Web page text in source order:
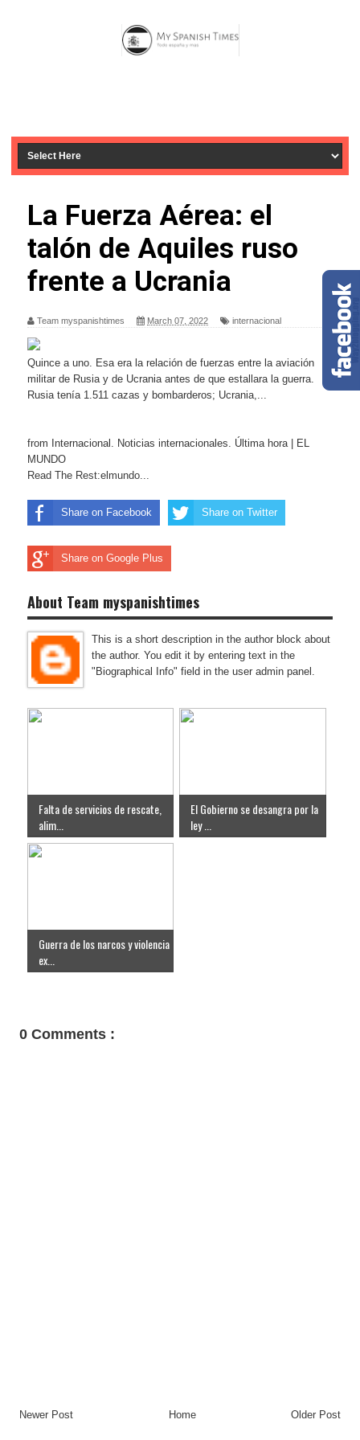
La Fuerza Aérea: el
talón de Aquiles ruso
frente a Ucrania
Team myspanishtimes March 07, 2022 internacional
Quince a uno. Esa era la relación de fuerzas entre la aviación
militar de Rusia y de Ucrania antes de que estallara la guerra.
Rusia tenía 1.511 cazas y bombarderos; Ucrania,...
from Internacional. Noticias internacionales. Última hora | EL
MUNDO
Read The Rest:elmundo...
Share on Facebook Share on Twitter
Share on Google Plus
About Team myspanishtimes
This is a short description in the author block about
the author. You edit it by entering text in the
"Biographical Info" field in the user admin panel.
Falta de servicios de rescate,
alim...
El Gobierno se desangra por la
ley ...
Guerra de los narcos y violencia
ex...
0 Comments :
Newer Post Older Post
Home